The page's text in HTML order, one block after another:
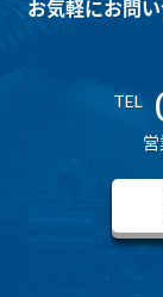
お気軽にお問
TEL